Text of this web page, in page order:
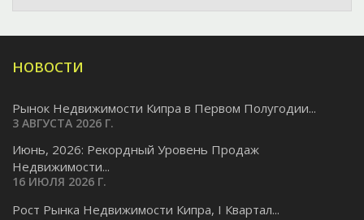
НОВОСТИ
Рынок Недвижимости Кипра в Первом Полугодии...
3 АВГУСТА 2026 Г.
Июнь, 2026: Рекордный Уровень Продаж
Недвижимости...
16 ИЮЛЯ 2026 Г.
Pост Рынка Недвижимости Кипра, I Квартал...